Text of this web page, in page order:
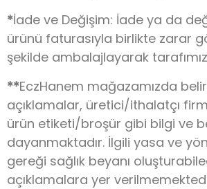
*İade ve Değişim: İade ya da
ürünü faturasıyla birlikte zarar
şekilde ambalajlayarak
**EczHanem mağazamızda
açıklamalar, üretici/ithalatçı
ürün etiketi/broşür gibi bilgi ve
dayanmaktadır. İlgili yasa ve
gereği sağlık beyanı
açıklamalara yer